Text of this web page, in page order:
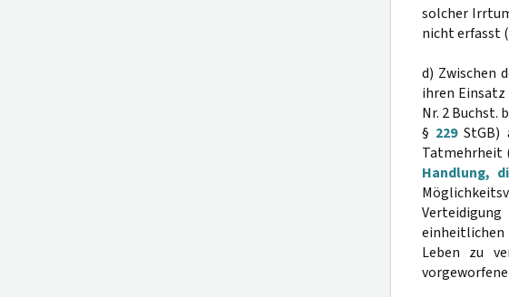
solcher
nicht erfasst
d) Zwischen
ihren
Nr. 2 Buchst.
§ 229StGB)
Tatmehrheit
Handlung,
einheitlichen
Leben zu